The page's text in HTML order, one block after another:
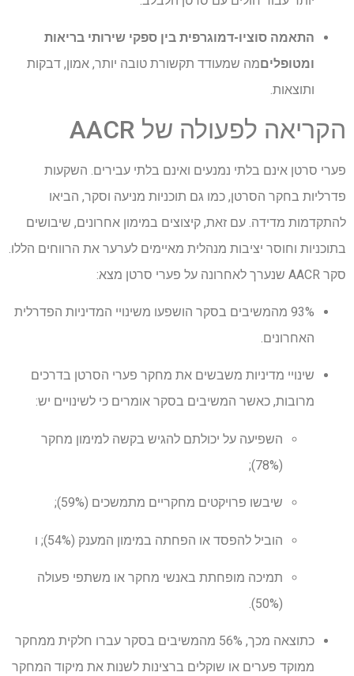
התאמה סוציו-דמוגרפית בין ספקי שירותי בריאות
ומטופליםמה שמעודד תקשורת טובה יותר, אמון, דבקות
ותוצאות.
הקריאה לפעולה של AACR
פערי סרטן אינם בלתי נמנעים ואינם בלתי עבירים. השקעות
פדרליות בחקר הסרטן, כמו גם תוכניות מניעה וסקר, הביאו
להתקדמות מדידה. עם זאת, קיצוצים במימון אחרונים, שיבושים
בתוכניות וחוסר יציבות מנהלית מאיימים לערער את הרווחים הללו.
סקר AACR שנערך לאחרונה על פערי סרטן מצא:
93% מהמשיבים בסקר הושפעו משינויי המדיניות הפדרלית
האחרונים.
שינויי מדיניות משבשים את מחקר פערי הסרטן בדרכים
מרובות, כאשר המשיבים בסקר אומרים כי לשינויים יש:
השפיעה על יכולתם להגיש בקשה למימון מחקר
(78%);
שיבשו פרויקטים מחקריים מתמשכים (59%);
הוביל להפסד או הפחתה במימון המענק (54%); ו
תמיכה מופחתת באנשי מחקר או משתפי פעולה
(50%).
כתוצאה מכך, 56% מהמשיבים בסקר עברו חלקית ממחקר
ממוקד פערים או שוקלים ברצינות לשנות את מיקוד המחקר